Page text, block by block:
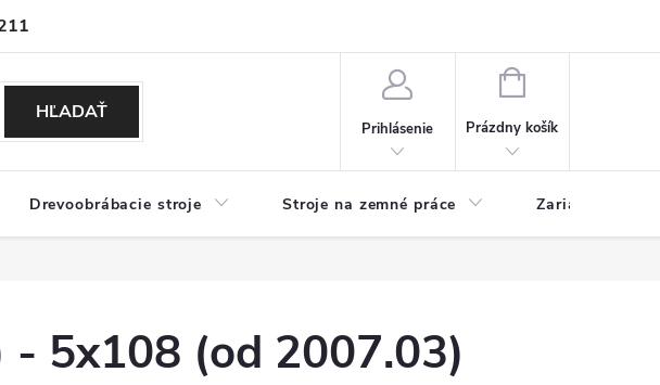
HĽADAŤ
Prihlásenie
NÁKUPNÝ
Prázdny košík
Drevoobrábacie stroje Stroje na zemné práce Zariadenia na
- 5x108 (od 2007.03)